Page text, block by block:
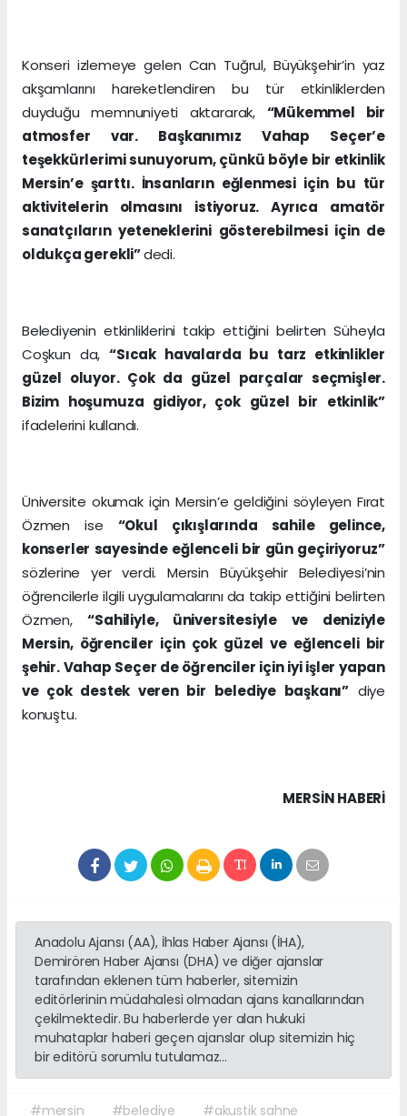
Konseri izlemeye gelen Can Tuğrul, Büyükşehir’in yaz
akşamlarını hareketlendiren bu tür etkinliklerden
duyduğu memnuniyeti aktararak, “Mükemmel bir
atmosfer var. Başkanımız Vahap Seçer’e
teşekkürlerimi sunuyorum, çünkü böyle bir etkinlik
Mersin’e şarttı. İnsanların eğlenmesi için bu tür
aktivitelerin olmasını istiyoruz. Ayrıca amatör
sanatçıların yeteneklerini gösterebilmesi için de
oldukça gerekli”dedi.
Belediyenin etkinliklerini takip ettiğini belirten Süheyla
Coşkun da,“Sıcak havalarda bu tarz etkinlikler
güzel oluyor. Çok da güzel parçalar seçmişler.
Bizim hoşumuza gidiyor, çok güzel bir etkinlik”
ifadelerini kullandı.
Üniversite okumak için Mersin’e geldiğini söyleyen Fırat
Özmen ise “Okul çıkışlarında sahile gelince,
konserler sayesinde eğlenceli bir gün geçiriyoruz”
sözlerine yer verdi. Mersin Büyükşehir Belediyesi’nin
öğrencilerle ilgili uygulamalarını da takip ettiğini belirten
Özmen,“Sahiliyle, üniversitesiyle ve deniziyle
Mersin, öğrenciler için çok güzel ve eğlenceli bir
şehir. Vahap Seçer de öğrenciler için iyi işler yapan
ve çok destek veren bir belediye başkanı” diye
konuştu.
MERSIN HABERİ
Anadolu Ajansı (AA), İhlas Haber Ajansı (İHA),
Demirören Haber Ajansı (DHA) ve diğer ajanslar
tarafından eklenen tüm haberler, sitemizin
editörlerinin müdahalesi olmadan ajans kanallarından
çekilmektedir. Bu haberlerde yer alan hukuki
muhataplar haberi geçen ajanslar olup sitemizin hiç
bir editörü sorumlu tutulamaz...
#mersin #belediye #akustik sahne